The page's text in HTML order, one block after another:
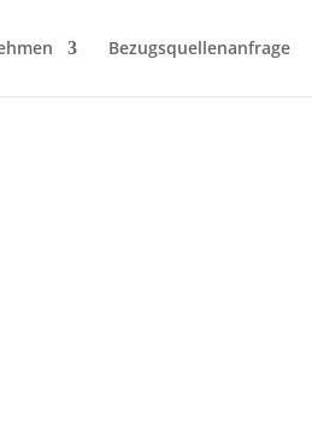
Bezugsquellenanfrage